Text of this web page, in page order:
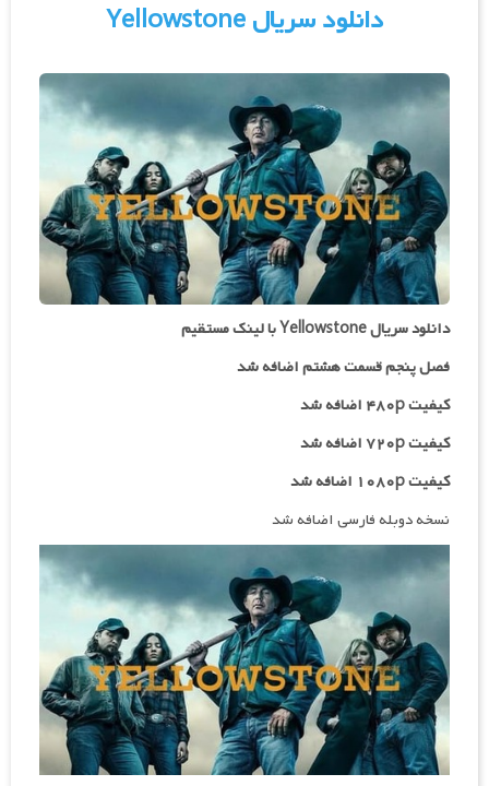
دانلود سریال Yellowstone
دانلود سریال Yellowstone با لینک مستقیم
فصل پنجم قسمت هشتم اضافه شد
کیفیت ۴۸۰p اضافه شد
کیفیت ۷۲۰p اضافه شد
کیفیت ۱۰۸۰p اضافه شد
نسخه دوبله فارسی اضافه شد